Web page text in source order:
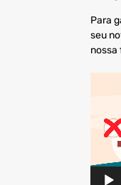
Para
seu
nossa